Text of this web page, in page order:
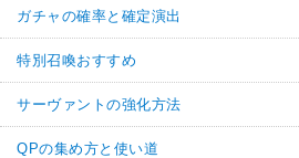
ガチャの確率と確定演出
特別召喚おすすめ
サーヴァントの強化方法
QPの集め方と使い道